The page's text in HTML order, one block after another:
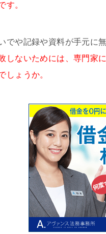
す。
でや記録や資料が手元に
しないためには、専門家
しょうか。